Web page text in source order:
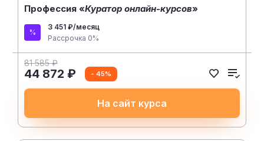
Профессия «Куратор онлайн-курсов»
3 451 ₽/месяц
Рассрочка 0%
81 585 ₽
44 872 ₽ - 45%
На сайт курса